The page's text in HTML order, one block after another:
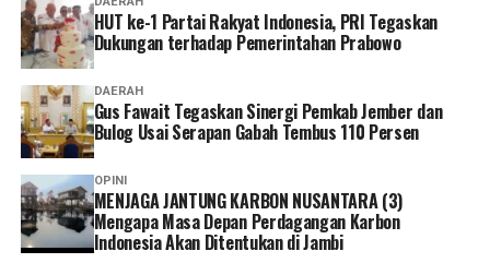
keberadaan berbagai kanal layanan digital memberikan
lebih banyak pilihan bagi peserta untuk mengurus
administrasi sesuai kebutuhan dan kondisi masing-
masing.
Ia pun menganggap kepesertaan JKN penting dimiliki
sebagai bentuk perlindungan kesehatan bagi diri sendiri
dan keluarga sekaligus mendukung keberlangsungan
Program JKN.
HUT ke-1 Partai Rakyat Indonesia, PRI Tegaskan
Dukungan terhadap Pemerintahan Prabowo
DAERAH
Gus Fawait Tegaskan Sinergi Pemkab Jember dan
Bulog Usai Serapan Gabah Tembus 110 Persen
OPINI
MENJAGA JANTUNG KARBON NUSANTARA (3)
Mengapa Masa Depan Perdagangan Karbon
Indonesia Akan Ditentukan di Jambi